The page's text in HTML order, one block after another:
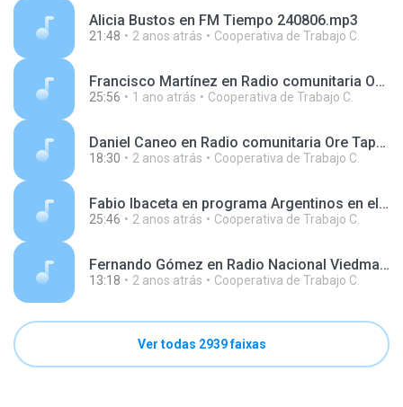
Alicia Bustos en FM Tiempo 240806.mp3
21:48 2 anos atrás Cooperativa de Trabajo C.
Francisco Martínez en Radio comunitaria Ore Tape 240906.mp3
25:56 1 ano atrás Cooperativa de Trabajo C.
Daniel Caneo en Radio comunitaria Ore Tape 231016.mp3
18:30 2 anos atrás Cooperativa de Trabajo C.
Fabio Ibaceta en programa Argentinos en el Mundo, en Radio Argentina 240708.mp3
25:46 2 anos atrás Cooperativa de Trabajo C.
Fernando Gómez en Radio Nacional Viedma 240607.mp3
13:18 2 anos atrás Cooperativa de Trabajo C.
Ver todas 2939 faixas